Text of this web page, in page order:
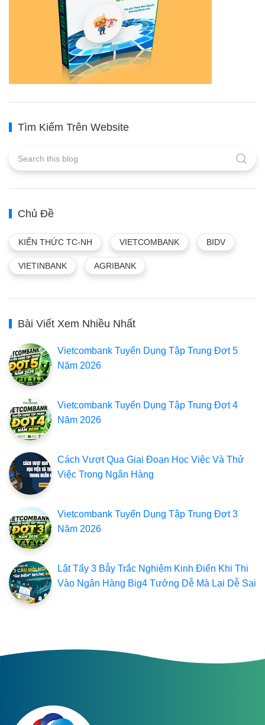
Tìm Kiếm Trên Website
Chủ Đề
KIẾN THỨC TC-NH VIETCOMBANK BIDV
VIETINBANK AGRIBANK
Bài Viết Xem Nhiều Nhất
Vietcombank Tuyển Dụng Tập Trung Đợt 5
Năm 2026
Vietcombank Tuyển Dụng Tập Trung Đợt 4
Năm 2026
Cách Vượt Qua Giai Đoạn Học Việc Và Thử
Việc Trong Ngân Hàng
Vietcombank Tuyển Dụng Tập Trung Đợt 3
Năm 2026
Lật Tẩy 3 Bẫy Trắc Nghiệm Kinh Điển Khi Thi
Vào Ngân Hàng Big4 Tưởng Dễ Mà Lại Dễ Sai